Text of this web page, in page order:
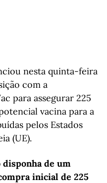
nesta quinta-feira
com a
para assegurar 225
vacina para a
pelos Estados
(UE).
disponha de um
inicial de 225